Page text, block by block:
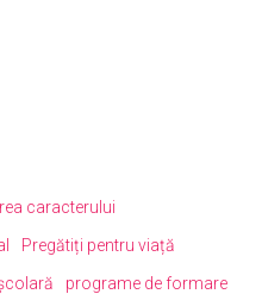
caracterului
Pregătiți pentru viață
programe de formare